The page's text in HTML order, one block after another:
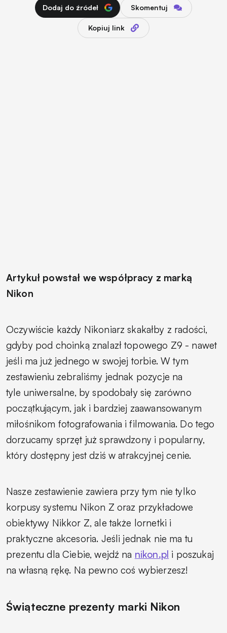
Dodaj do źródeł Skomentuj
Kopiuj link
Artykuł powstał we współpracy z marką
Nikon
Oczywiście każdy Nikoniarz skakałby z radości,
gdyby pod choinką znalazł topowego Z9 - nawet
jeśli ma już jednego w swojej torbie. W tym
zestawieniu zebraliśmy jednak pozycje na
tyle uniwersalne, by spodobały się zarówno
początkującym, jak i bardziej zaawansowanym
miłośnikom fotografowania i filmowania. Do tego
dorzucamy sprzęt już sprawdzony i popularny,
który dostępny jest dziś w atrakcyjnej cenie.
Nasze zestawienie zawiera przy tym nie tylko
korpusy systemu Nikon Z oraz przykładowe
obiektywy Nikkor Z, ale także lornetki i
praktyczne akcesoria. Jeśli jednak nie ma tu
prezentu dla Ciebie, wejdź na nikon.pl i poszukaj
na własną rękę. Na pewno coś wybierzesz!
Świąteczne prezenty marki Nikon